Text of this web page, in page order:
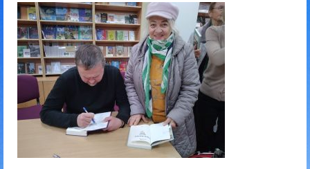
Прозорість та відкритість